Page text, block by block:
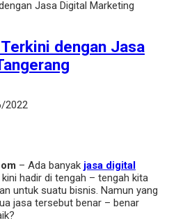
dengan Jasa
2022
– Ada banyak jasa digital
kini hadir di tengah – tengah kita
untuk suatu bisnis. Namun yang
jasa tersebut benar – benar